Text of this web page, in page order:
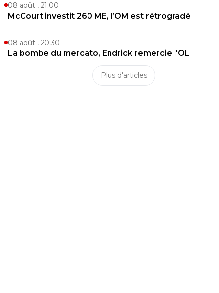
08 août , 21:00
McCourt investit 260 ME, l’OM est rétrogradé
08 août , 20:30
La bombe du mercato, Endrick remercie l'OL
Plus d'articles